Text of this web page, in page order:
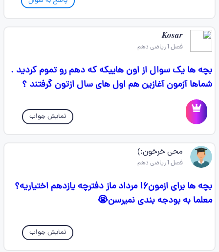
𝑲𝒐𝒔𝒂𝒓
فصل 1 ریاضی دهم
بچه ها یک سوال از اون هاییکه که دهم رو تموم کردید .
شماها آزمون آغازین هم اول های سال ازتون گرفتند ؟
نمایش جواب
محی خرخون:)
فصل 1 ریاضی دهم
بچه ها برای ازمون۱۶ مرداد ماز دفترچه یازدهم اختیاریه؟
معلما به بودجه بندی نمیرسن😭
نمایش جواب